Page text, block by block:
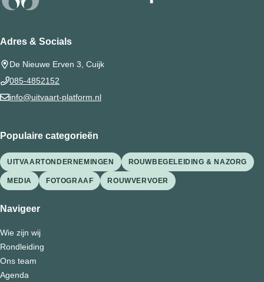
Adres & Socials
De Nieuwe Erven 3, Cuijk
085-4852152
info@uitvaart-platform.nl
Populaire categorieën
UITVAARTONDERNEMINGEN ROUWBEGELEIDING & NAZORG
MEDIA FOTOGRAAF ROUWVERVOER
Navigeer
Wie zijn wij
Rondleiding
Ons team
Agenda